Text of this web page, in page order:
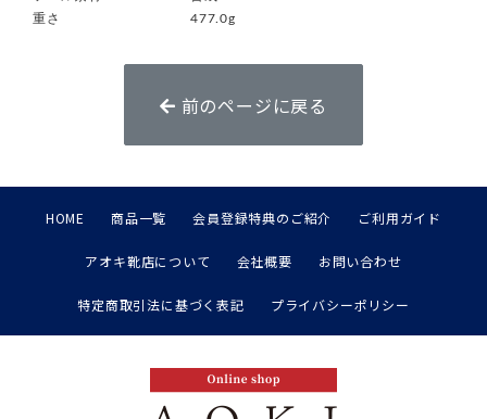
重さ
477.0g
前のページに戻る
HOME 商品一覧 会員登録特典のご紹介 ご利用ガイド
アオキ靴店について 会社概要 お問い合わせ
特定商取引法に基づく表記 プライバシーポリシー